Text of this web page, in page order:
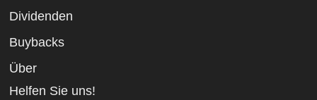
Dividenden
Buybacks
Über
Helfen Sie uns!